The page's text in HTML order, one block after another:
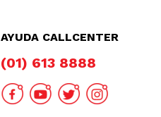
AYUDA CALLCENTER
(01) 613 8888